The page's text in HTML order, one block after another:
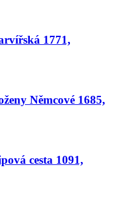
1771,
Němcové 1685,
cesta 1091,